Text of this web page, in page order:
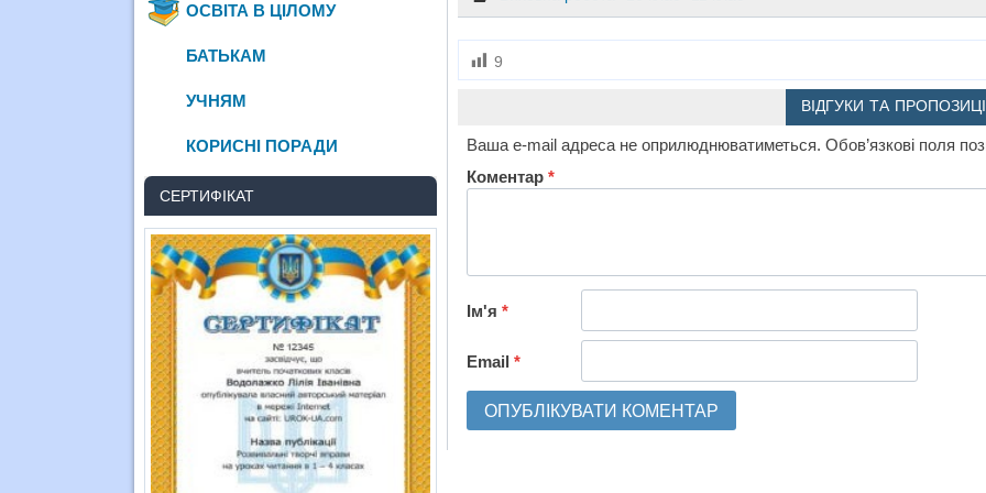
9
ВІДГУКИ ТА
Ваша e-mail адреса не оприлюднюватиметься. Обов’язкові поля
Коментар *
Ім'я *
Email *
ОСВІТА В ЦІЛОМУ
БАТЬКАМ
УЧНЯМ
КОРИСНІ ПОРАДИ
СЕРТИФІКАТ